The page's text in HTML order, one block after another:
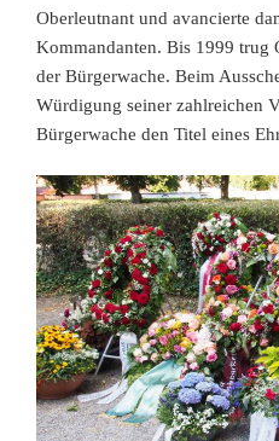
Oberleutnant und avancierte
Kommandanten. Bis 1999 trug
der Bürgerwache. Beim
Würdigung seiner zahlreichen
Bürgerwache den Titel eines